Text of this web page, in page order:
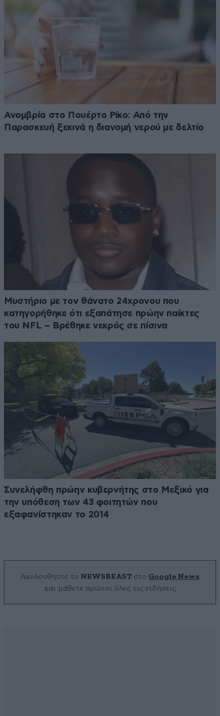
Ανομβρία στο Πουέρτο Ρίκο: Από την
Παρασκευή ξεκινά η διανομή νερού με δελτίο
Μυστήριο με τον θάνατο 24χρονου που
κατηγορήθηκε ότι εξαπάτησε πρώην παίκτες
του NFL – Βρέθηκε νεκρός σε πίσινα
Συνελήφθη πρώην κυβερνήτης στο Μεξικό για
την υπόθεση των 43 φοιτητών που
εξαφανίστηκαν το 2014
Ακολουθήστε το NEWSBEAST στο Google News
και μάθετε πρώτοι όλες τις ειδήσεις